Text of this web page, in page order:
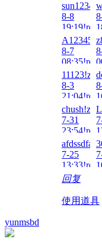
8-8
8-7
8-3
7-31
7-25
回复
使用道具
yunmsbd